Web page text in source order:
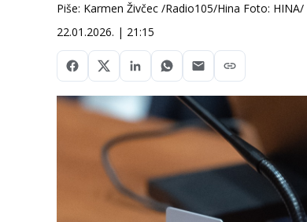
Piše: Karmen Živčec /Radio105/Hina Foto: HINA/
22.01.2026. | 21:15